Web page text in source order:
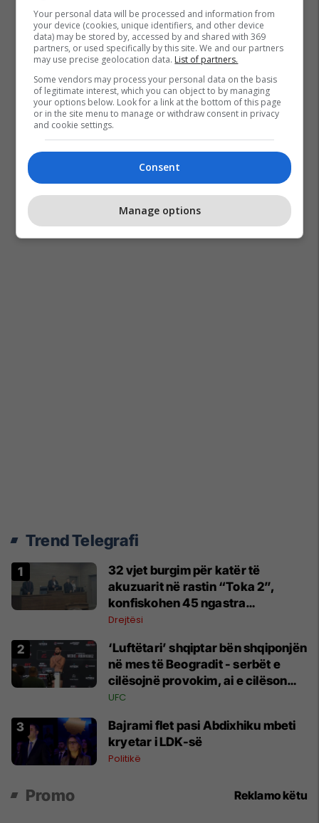
1
Trend Telegrafi
32 vjet burgim për katër të
akuzuarit në rastin “Toka 2”,
konfiskohen 45 ngastra
kadastrale
Drejtësi
‘Luftëtari’ shqiptar bën shqiponjën
në mes të Beogradit - serbët e
cilësojnë provokim, ai e cilëson
simbol të identitetit
UFC
Bajrami flet pasi Abdixhiku mbeti
kryetar i LDK-së
Politikë
Promo Reklamo këtu
Your personal data will be processed and information from
your device (cookies, unique identifiers, and other device
data) may be stored by, accessed by and shared with 369
partners, or used specifically by this site. We and our partners
may use precise geolocation data. List of partners.
Some vendors may process your personal data on the basis
of legitimate interest, which you can object to by managing
your options below. Look for a link at the bottom of this page
or in the site menu to manage or withdraw consent in privacy
and cookie settings.
Consent
Manage options